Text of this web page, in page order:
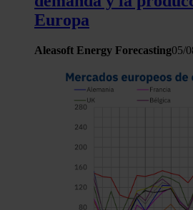
Europa
Aleasoft Energy Forecasting05/